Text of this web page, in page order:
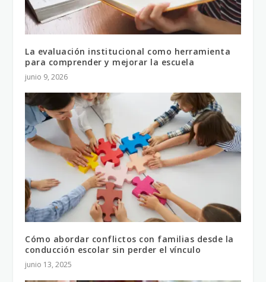
La evaluación institucional como herramienta
para comprender y mejorar la escuela
junio 9, 2026
Cómo abordar conflictos con familias desde la
conducción escolar sin perder el vínculo
junio 13, 2025